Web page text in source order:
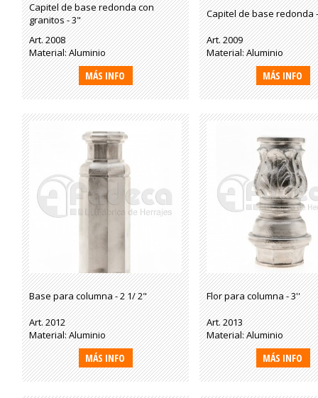
Capitel de base redonda con
granitos - 3"
Art. 2008
Material: Aluminio
MÁS INFO
Capitel de base redonda
Art. 2009
Material: Aluminio
MÁS INFO
Base para columna - 2 1/ 2"
Art. 2012
Material: Aluminio
MÁS INFO
Flor para columna - 3''
Art. 2013
Material: Aluminio
MÁS INFO